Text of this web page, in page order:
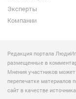
Эксперты
Компании
Редакция портала
размещенные в
Мнения участников
перепечатке
сайт в качестве